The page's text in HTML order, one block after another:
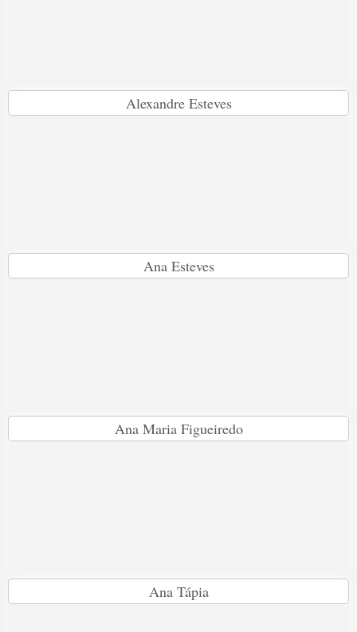
Alexandre Esteves
Ana Esteves
Ana Maria Figueiredo
Ana Tápia